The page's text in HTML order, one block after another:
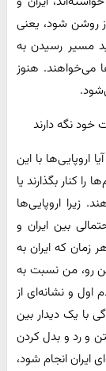
روشن شود، یعنی
مسیر رسیدن به
می‌خواهند. هنوز
خود نگه دارند
اروپایی‌ها با این
کنار بگذارند یا
زیرا اروپایی‌ها
بین ایران و
زمان که ایران به
رو، من نسبت به
و نشانه‌ای از
با یک دیدار بین
و رد و بدل کردن
ایران انجام شود،